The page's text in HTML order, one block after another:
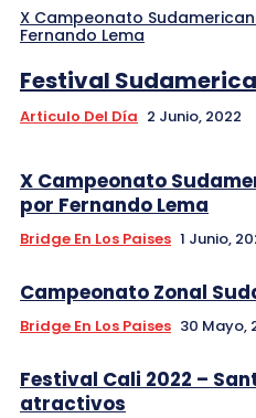
X Campeonato
Fernando Lema
Festival
Articulo Del Día 2 Junio, 2022
X Campeonato
por Fernando Lema
Bridge En Los Paises 1 Junio,
Campeonato Zonal
Bridge En Los Paises 30 Mayo,
Festival Cali 2022 –
atractivos